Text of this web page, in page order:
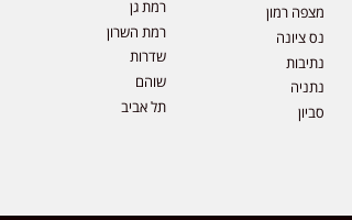
מצפה רמון
נס ציונה
נתיבות
נתניה
סביון
רמת גן
רמת השרון
שדרות
שוהם
תל אביב